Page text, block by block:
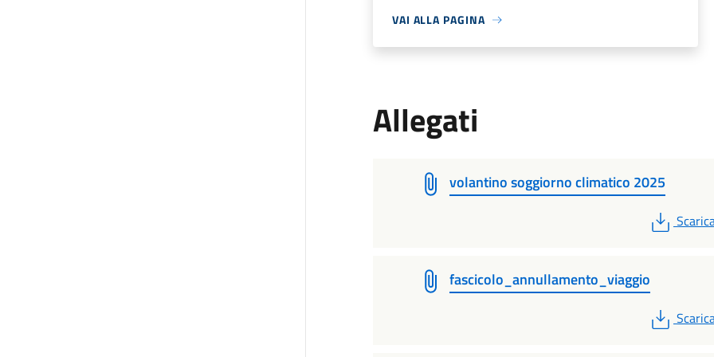
VAI ALLA PAGINA
Allegati
volantino soggiorno climatico 2025
PDF
fascicolo_annullamento_viaggio
PDF